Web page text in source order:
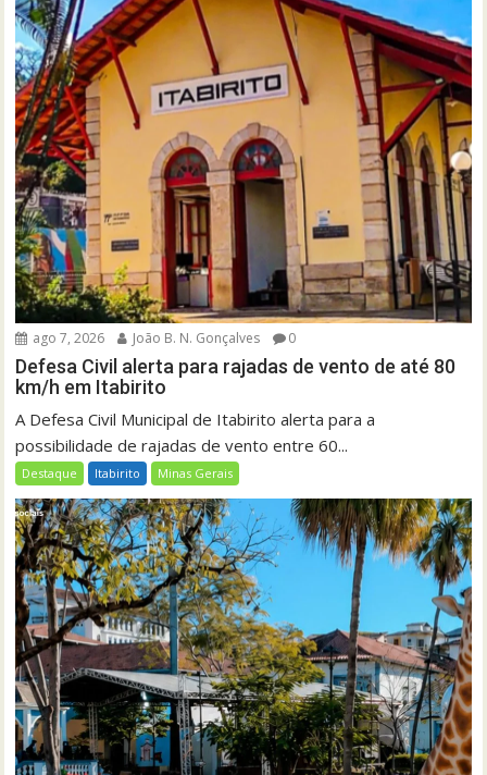
ago 7, 2026 João B. N. Gonçalves 0
Defesa Civil alerta para rajadas de vento de até 80
km/h em Itabirito
A Defesa Civil Municipal de Itabirito alerta para a
possibilidade de rajadas de vento entre 60...
Destaque Itabirito Minas Gerais